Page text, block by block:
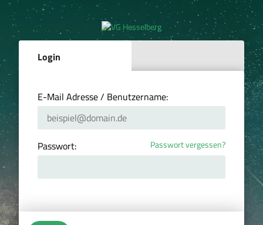
Login
E-Mail Adresse / Benutzername:
Passwort: Passwort vergessen?